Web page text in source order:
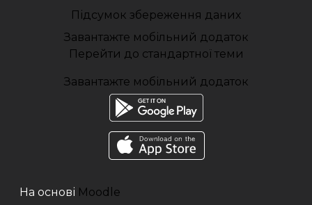
Підсумок збереження даних
Завантажте мобільний додаток
Перейти до стандартної теми
Завантажте мобільний додаток
На основі Moodle